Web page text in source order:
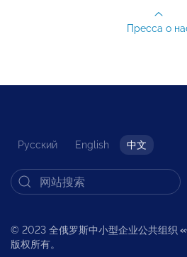
Пресса о
Русский English 中文
© 2023 全俄罗斯中小型企业公共组织 «
版权所有。